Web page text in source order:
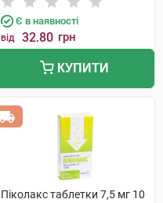
Є в наявності
від 32.80 грн
КУПИТИ
Піколакс таблетки 7,5 мг 10